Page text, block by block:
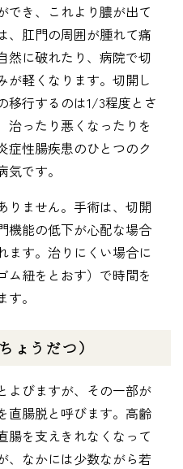
でき、これより膿が出て
、肛門の周囲が腫れて痛
然に破れたり、病院で切
が軽くなります。切開し
移行するのは1/3程度とさ
治ったり悪くなったりを
症性腸疾患のひとつのク
です。
りません。手術は、切開
機能の低下が心配な場合
ます。治りにくい場合に
ム紐をとおす）で時間を
。
ょうだつ）
よびますが、その一部が
直腸脱と呼びます。高齢
腸を支えきれなくなって
、なかには少数ながら若